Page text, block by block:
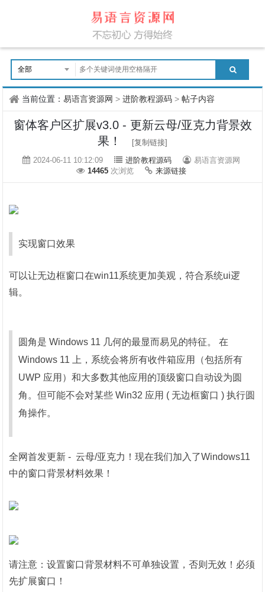
当前位置：易语言资源网 >进阶教程源码 >帖子内容
窗体客户区扩展v3.0 - 更新云母/亚克力背景效
果！
[复制链接]
2024-06-11 10:12:09
进阶教程源码
易语言资源网
14465 次浏览 来源链接
实现窗口效果
可以让无边框窗口在win11系统更加美观，符合系统ui逻
辑。
圆角是 Windows 11 几何的最显而易见的特征。 在
Windows 11 上，系统会将所有收件箱应用（包括所有
UWP 应用）和大多数其他应用的顶级窗口自动设为圆
角。但可能不会对某些 Win32 应用 ( 无边框窗口 ) 执行圆
角操作。
全网首发更新 - 云母/亚克力！现在我们加入了Windows11
中的窗口背景材料效果！
请注意：设置窗口背景材料不可单独设置，否则无效！必须
先扩展窗口！